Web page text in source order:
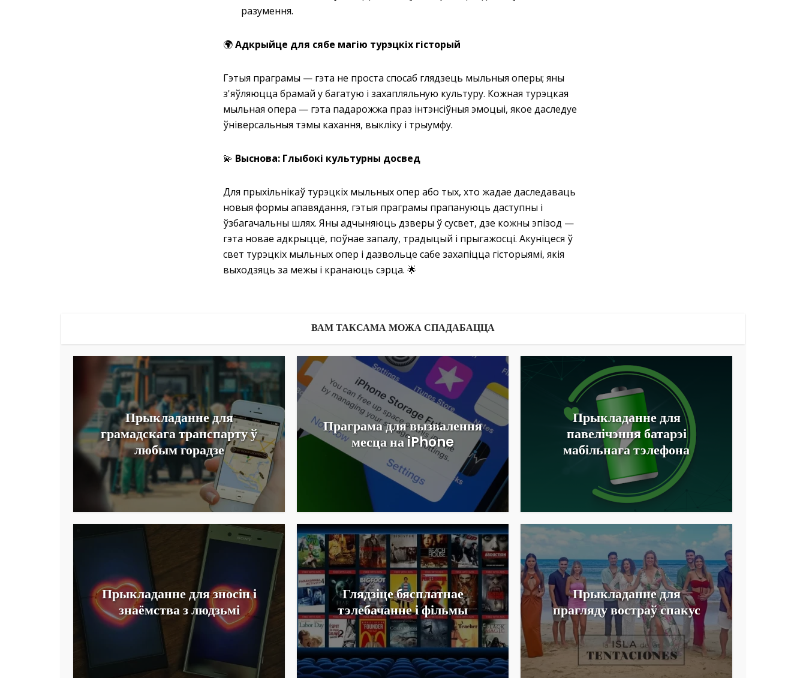
разумення.
🌍Адкрыйце для сябе магію турэцкіх гісторый
Гэтыя праграмы — гэта не проста спосаб глядзець мыльныя оперы; яны
з'яўляюцца брамай у багатую і захапляльную культуру. Кожная турэцкая
мыльная опера — гэта падарожжа праз інтэнсіўныя эмоцыі, якое даследуе
ўніверсальныя тэмы кахання, выкліку і трыумфу.
💫 Выснова: Глыбокі культурны досвед
Для прыхільнікаў турэцкіх мыльных опер або тых, хто жадае даследаваць
новыя формы апавядання, гэтыя праграмы прапануюць даступны і
ўзбагачальны шлях. Яны адчыняюць дзверы ў сусвет, дзе кожны эпізод —
гэта новае адкрыццё, поўнае запалу, традыцый і прыгажосці. Акуніцеся ў
свет турэцкіх мыльных опер і дазвольце сабе захапіцца гісторыямі, якія
выходзяць за межы і кранаюць сэрца. 🌟
ВАМ ТАКСАМА МОЖА СПАДАБАЦЦА
Прыкладанне для
грамадскага транспарту ў
любым горадзе
Праграма для вызвалення
месца на iPhone
Прыкладанне для
павелічэння батарэі
мабільнага тэлефона
Прыкладанне для зносін і
знаёмства з людзьмі
Глядзіце бясплатнае
тэлебачанне і фільмы
Прыкладанне для
прагляду востраў спакус